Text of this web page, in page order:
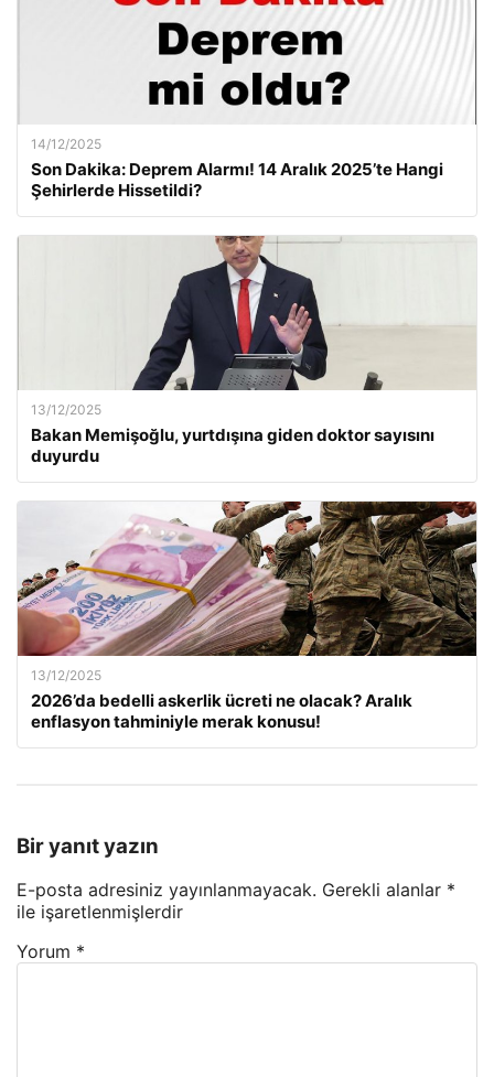
14/12/2025
Son Dakika: Deprem Alarmı! 14 Aralık 2025’te Hangi
Şehirlerde Hissetildi?
13/12/2025
Bakan Memişoğlu, yurtdışına giden doktor sayısını
duyurdu
13/12/2025
2026’da bedelli askerlik ücreti ne olacak? Aralık
enflasyon tahminiyle merak konusu!
Bir yanıt yazın
E-posta adresiniz yayınlanmayacak. Gerekli alanlar *
ile işaretlenmişlerdir
Yorum *